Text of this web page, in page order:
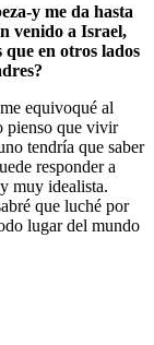
y me da hasta
venido a Israel,
que en otros lados
equivoqué al
pienso que vivir
tendría que saber
responder a
muy idealista.
que luché por
lugar del mundo